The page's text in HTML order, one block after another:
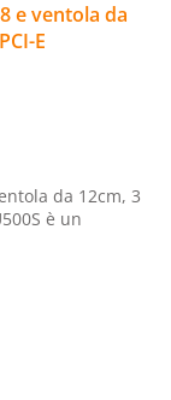
e ventola da
E
da 12cm, 3
è un